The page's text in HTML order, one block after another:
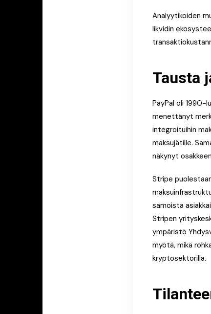
Analyytikoiden
likvidin
Tausta
PayPal oli 1990-
menettänyt
integroituihin
maksujätille.
näkynyt
Stripe
samoista
Stripen
ympäristö
myötä, mikä
kryptosektorilla.